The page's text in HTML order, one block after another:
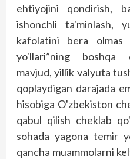
ehtiyojini qondirish,
ishonchli ta'minlash,
kafolatini bera olmas
yo'llari”ning boshqa
mavjud, yillik valyuta
qoplaydigan darajada
hisobiga O'zbekiston
qabul qilish cheklab
sohada yagona temir
qancha muammolarni